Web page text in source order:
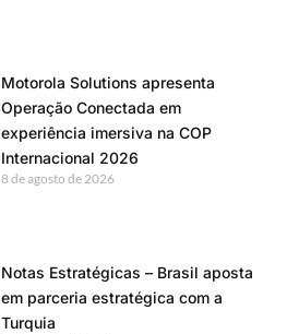
Motorola Solutions apresenta
Operação Conectada em
experiência imersiva na COP
Internacional 2026
8 de agosto de 2026
Notas Estratégicas – Brasil aposta
em parceria estratégica com a
Turquia